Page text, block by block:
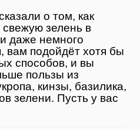
о том, как
свежую зелень в
даже немного
подойдёт хотя бы
способов, и вы
пользы из
кинзы, базилика,
зелени. Пусть у вас